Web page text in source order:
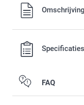
Alle prijzen zijn in
verzendkosten.Omschrijving
Specificaties
FAQ